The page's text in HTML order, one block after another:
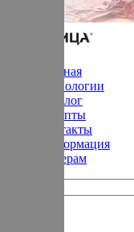
Главная
Технологии
Каталог
Рецепты
Контакты
Информация
Дилерам